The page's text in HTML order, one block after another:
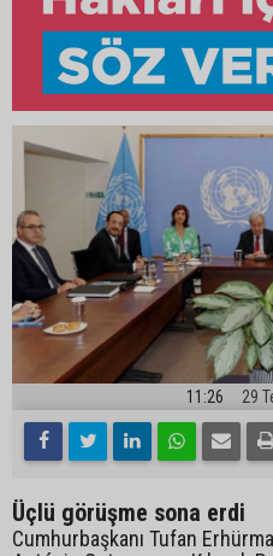
11:26 29
Üçlü görüşme sona erdi
Cumhurbaşkanı Tufan